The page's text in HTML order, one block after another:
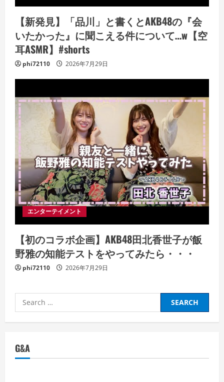
【新発見】「品川」と書くとAKB48の『会
いたかった』に聞こえる件について…w【空
耳ASMR】#shorts
phi72110 2026年7月29日
エンターテイメント
【初のコラボ企画】AKB48田北香世子が飯
野雅の知能テストをやってみたら・・・
phi72110 2026年7月29日
Search
for:
G&A